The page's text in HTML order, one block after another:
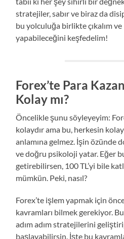
stratejiler, sabır ve biraz da
bu yolculuğa birlikte çıkalım ve
yapabileceğini keşfedelim!
Forex’te Para
Kolay mı?
Öncelikle şunu söyleyeyim:
kolaydır ama bu, herkesin
anlamına gelmez. İşin özünde
ve doğru psikoloji yatar. Eğer
getirebilirsen, 100 TL’yi bile
mümkün. Peki, nasıl?
Forex’te işlem yapmak için
kavramları bilmek gerekiyor.
adım adım stratejilerini
başlayabilirsin. İşte bu